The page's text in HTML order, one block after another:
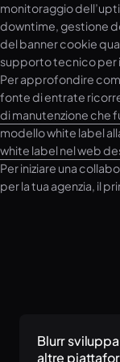
monitoraggio
downtime, gestione
del banner cookie
supporto tecnico per
Per approfondire
fonte di entrate
di manutenzione che
modello white label
white label nel web
Per iniziare una
per la tua agenzia, il
Blurr
altre